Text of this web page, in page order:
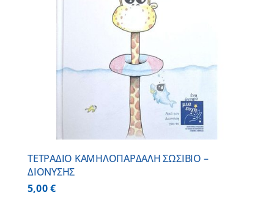
ΤΕΤΡΑΔΙΟ ΚΑΜΗΛΟΠΑΡΔΑΛΗ ΣΩΣΙΒΙΟ –
ΔΙΟΝΥΣΗΣ
5,00€